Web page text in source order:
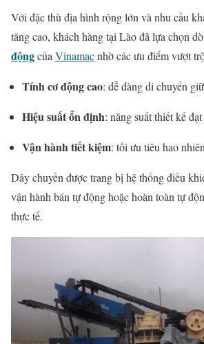
Với đặc thù địa hình rộng lớn và nhu cầu
tăng cao, khách hàng tại Lào đã lựa chọn
độngcủa Vinamacnhờ các ưu điểm vượt
Tính cơ động cao: dễ dàng di chuyển
Hiệu suất ổn định: năng suất thiết kế đạt
Vận hành tiết kiệm: tối ưu tiêu hao
Dây chuyền được trang bị hệ thống điều
vận hành bán tự động hoặc hoàn toàn tự
thực tế.